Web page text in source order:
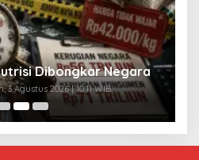
Dibongkar Negara
3 Agustus 2026 | 10:11 WIB